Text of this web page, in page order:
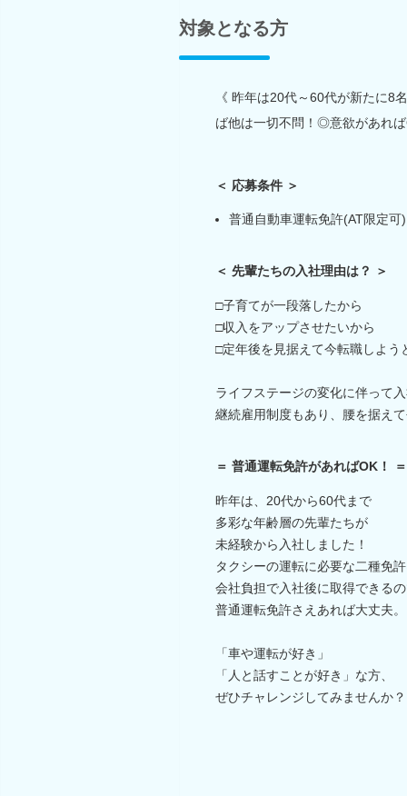
対象となる方
《 昨年は20代～60代が新たに
ば他は一切不問！◎意欲があれ
＜ 応募条件 ＞
普通自動車運転免許(AT限定
＜ 先輩たちの入社理由は？ ＞
□子育てが一段落したから
□収入をアップさせたいから
□定年後を見据えて今転職しよう
ライフステージの変化に伴って
継続雇用制度もあり、腰を据え
＝ 普通運転免許があればOK！ ＝
昨年は、20代から60代まで
多彩な年齢層の先輩たちが
未経験から入社しました！
タクシーの運転に必要な二種免
会社負担で入社後に取得できる
普通運転免許さえあれば大丈夫。
「車や運転が好き」
「人と話すことが好き」な方、
ぜひチャレンジしてみませんか？